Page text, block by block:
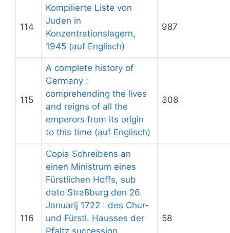
114
Kompilierte Liste von
Juden in
Konzentrationslagern,
1945 (auf Englisch)
987
115
A complete history of
Germany :
comprehending the lives
and reigns of all the
emperors from its origin
to this time (auf Englisch)
308
116
Copia Schreibens an
einen Ministrum eines
Fürstlichen Hoffs, sub
dato Straßburg den 26.
Januarij 1722 : des Chur-
und Fürstl. Hausses der
Pfaltz succession
58